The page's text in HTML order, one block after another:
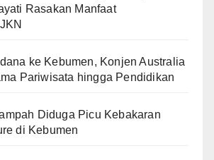
Rasakan Manfaat
ke Kebumen, Konjen Australia
Pariwisata hingga Pendidikan
Diduga Picu Kebakaran
di Kebumen